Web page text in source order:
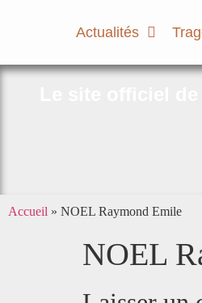
Actualités
Accueil » NOEL Raymond Emile
NOEL